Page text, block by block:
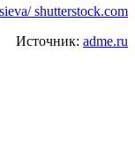
shutterstock.com
Источник: adme.ru